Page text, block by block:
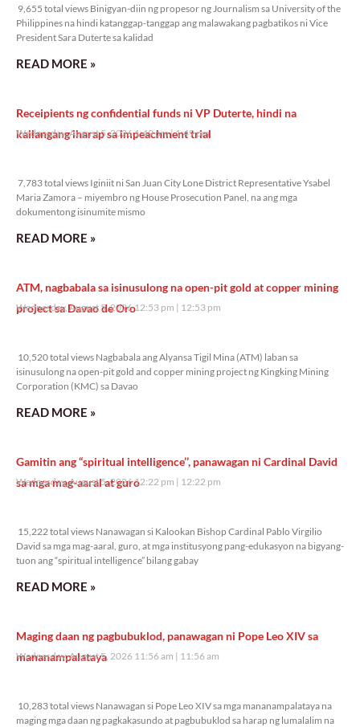
9,655 total views Binigyan-diin ng propesor ng Journalism sa University of the
Philippines na hindi katanggap-tanggap ang malawakang pagbatikos ni Vice
President Sara Duterte sa kalidad
READ MORE »
Receipients ng confidential funds ni VP Duterte, hindi na
kailangang iharap sa impeachment trial
Wednesday, August 5, 2026 1:49 pm 1:49 pm
7,783 total views Iginiit ni San Juan City Lone District Representative Ysabel
Maria Zamora – miyembro ng House Prosecution Panel, na ang mga
dokumentong isinumite mismo
READ MORE »
ATM, nagbabala sa isinusulong na open-pit gold at copper mining
project sa Davao de Oro
Wednesday, August 5, 2026 12:53 pm 12:53 pm
10,520 total views Nagbabala ang Alyansa Tigil Mina (ATM) laban sa
isinusulong na open-pit gold and copper mining project ng Kingking Mining
Corporation (KMC) sa Davao
READ MORE »
Gamitin ang “spiritual intelligence’’, panawagan ni Cardinal David
sa mga mag-aaral at guro
Wednesday, August 5, 2026 12:22 pm 12:22 pm
15,222 total views Nanawagan si Kalookan Bishop Cardinal Pablo Virgilio
David sa mga mag-aaral, guro, at mga institusyong pang-edukasyon na bigyang-
tuon ang “spiritual intelligence” bilang gabay
READ MORE »
Maging daan ng pagbubuklod, panawagan ni Pope Leo XIV sa
mananampalataya
Wednesday, August 5, 2026 11:56 am 11:56 am
10,283 total views Nanawagan si Pope Leo XIV sa mga mananampalataya na
maging mga daan ng pagkakasundo at pagbubuklod sa harap ng lumalalim na